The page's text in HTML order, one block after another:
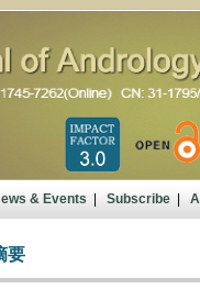
& Events| Subscribe|
要